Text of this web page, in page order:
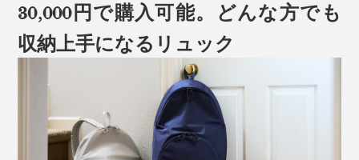
30,000円で購入可能。どんな方でも
収納上手になるリュック